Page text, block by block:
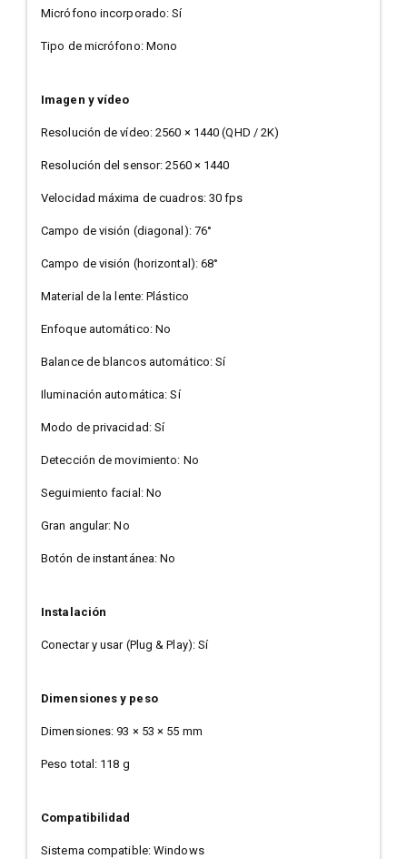
Micrófono incorporado: Sí
Tipo de micrófono: Mono
Imagen y vídeo
Resolución de vídeo: 2560 × 1440 (QHD / 2K)
Resolución del sensor: 2560 × 1440
Velocidad máxima de cuadros: 30 fps
Campo de visión (diagonal): 76°
Campo de visión (horizontal): 68°
Material de la lente: Plástico
Enfoque automático: No
Balance de blancos automático: Sí
Iluminación automática: Sí
Modo de privacidad: Sí
Detección de movimiento: No
Seguimiento facial: No
Gran angular: No
Botón de instantánea: No
Instalación
Conectar y usar (Plug & Play): Sí
Dimensiones y peso
Dimensiones: 93 × 53 × 55 mm
Peso total: 118 g
Compatibilidad
Sistema compatible: Windows